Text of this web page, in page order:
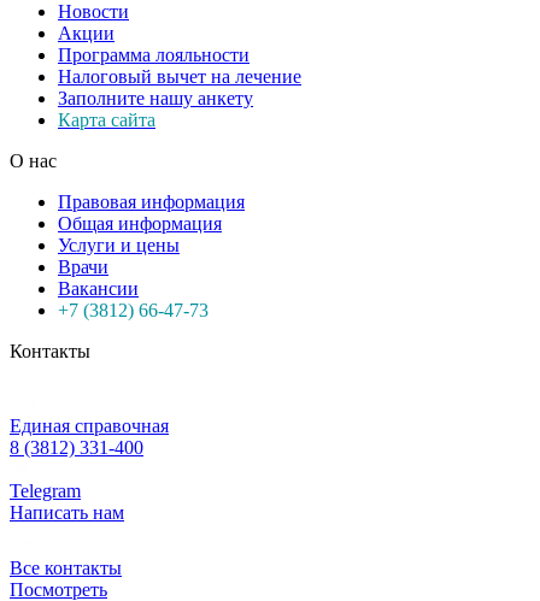
Новости
Акции
Программа лояльности
Налоговый вычет на лечение
Заполните нашу анкету
Карта сайта
О нас
Правовая информация
Общая информация
Услуги и цены
Врачи
Вакансии
+7 (3812) 66-47-73
Контакты
Единая справочная
8 (3812) 331-400
Telegram
Написать нам
Все контакты
Посмотреть